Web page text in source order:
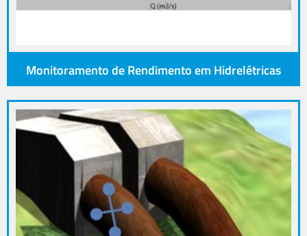
Monitoramento de Rendimento em Hidrelétricas